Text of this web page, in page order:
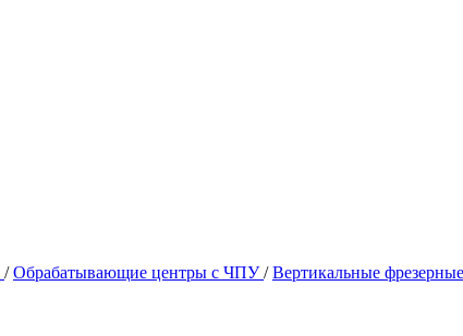
/ Обрабатывающие центры c ЧПУ/ Вертикальные